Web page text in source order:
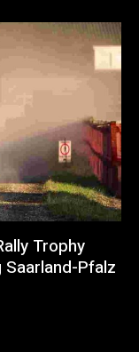
Trophy
Pfalz